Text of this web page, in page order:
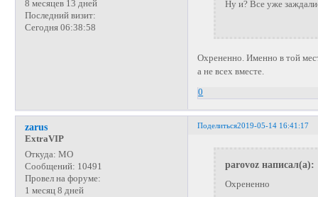
8 месяцев 13 дней
Последний визит:
Сегодня 06:38:58
Ну и? Все уже
Охрененно. Именно в той
а не всех вместе.
0
Поделиться2019-05-14 16:41:17
zarus
ExtraVIP
Откуда: МО
Сообщений: 10491
Провел на форуме:
1 месяц 8 дней
parovoz написал(а):
Охрененно